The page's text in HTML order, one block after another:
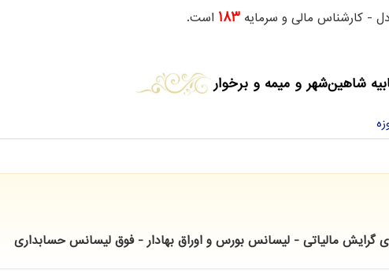
- کارشناس مالی و سرمایه 183 است.
شاهین‌شهر و میمه و برخوار
گرایش مالیاتی - لیسانس بورس و اوراق بهادار - فوق لیسانس حسابداری